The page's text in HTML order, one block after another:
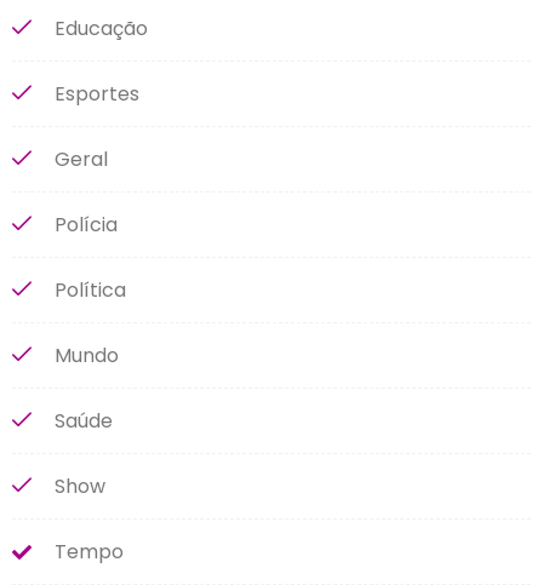
Educação
Esportes
Geral
Polícia
Política
Mundo
Saúde
Show
Tempo